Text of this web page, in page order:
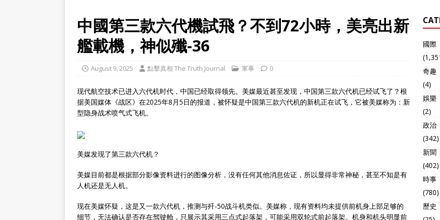
中國第三款六代機試飛？不到72小時，美亮出新
艦載機，神似殲-36
August 9, 2025 點擊真相 The Truth Journal 軍事 0
现代航空技术已进入六代机时代，中国已经取得领先。美媒最近甚至发现，中国第三款六代机已经试飞了？根
据美国媒体《战区》在2025年8月5日的报道，被怀疑是中国第三款六代机的新机正在试飞，它被美媒称为：新
型隐身战术喷气式飞机。
美媒发现了第三款六代机？
美媒目前都是根据部分影像资料进行的图像分析，没有任何其他消息佐证，所以显得非常神秘，甚至不知是有
人机还是无人机。
现在美媒怀疑，这是又一款六代机，推测与歼-50战斗机类似。美媒称，现有资料均未提供前机身上部足够的
细节，无法确认是否存在驾驶舱，只展示其采用三点式起落架，可能采用双轮式前起落架。机身和机头明显前
國際
奇趣
(4)
娛樂
(2)
政治
(342)
新聞
(402)
時事
(780)
歷史